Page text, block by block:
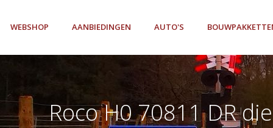
WEBSHOP AANBIEDINGEN AUTO'S
Roco H0 70811 DR